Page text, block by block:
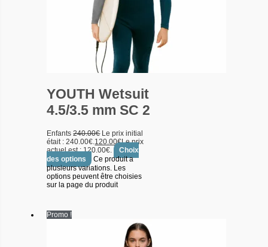
YOUTH Wetsuit
4.5/3.5 mm SC 2
Enfants240.00€ Le prix initial
était : 240.00€.120.00€Le prix
actuel est : 120.00€.
Choix
des options
Ce produit a
plusieurs variations. Les
options peuvent être choisies
sur la page du produit
Promo !